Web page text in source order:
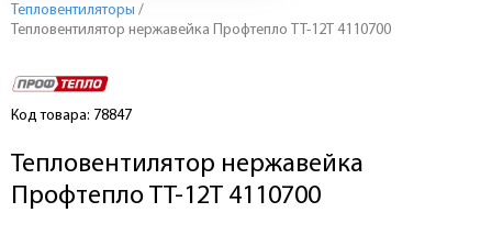
Тепловентиляторы /
Тепловентилятор нержавейка Профтепло ТТ-12Т 4110700
Код товара: 78847
Тепловентилятор нержавейка
Профтепло ТТ-12Т 4110700